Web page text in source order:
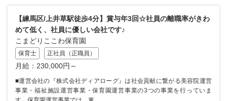
【練馬区/上井草駅徒歩4分】賞与年3回☆社員の離職率がきわ
めて低く、社員に優しい会社です♪
こまどりここわ保育園
保育士 正社員（正職員）
月給：230,000円～
■運営会社の『株式会社ディアローグ』は社会貢献に繋がる美容院運営
事業・福祉施設運営事業・保育園運営事業の3つの事業を行っていま